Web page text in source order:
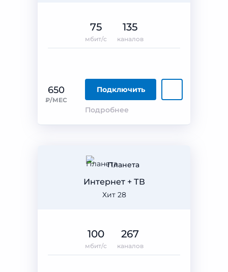
650
₽/МЕС
Подключить
Подробнее
75
мбит/с
135
каналов
Планета
Хит 28
Интернет + ТВ
100
мбит/с
267
каналов